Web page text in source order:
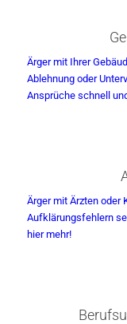
Ärger mit Ihrer
Ablehnung oder
Ansprüche schnell
Ärger mit Ärzten oder
Aufklärungsfehlern
hier mehr!